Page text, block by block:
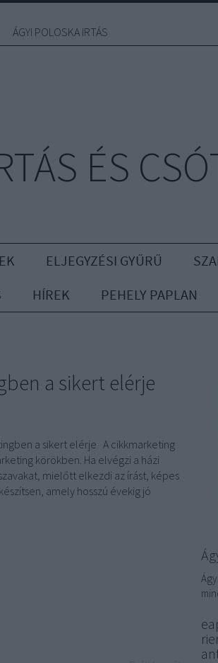
ÁGYI POLOSKA IRTÁS
ÉS
ELJEGYZÉSI GYŰRŰ
HÍREK PEHELY PAPLAN
a sikert elérje
a sikert elérje A cikkmarketing
körökben. Ha elvégzi a házi
mielőtt elkezdi az írást, képes
amely hosszú évekig jó